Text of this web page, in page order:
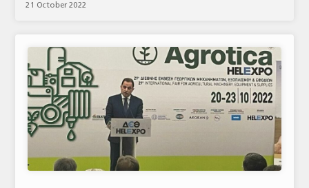
ΚΟΣΜΟΣ
ΕΙΔΗΣΕΙΣ
ΕΥΡΩΠΑΪΚΕΣ ΑΠΟΦΑΣΕΙΣ
ΘΕΜΑΤΑ
ΑΝΑΛΥΣΕΙΣ
21 October 2022